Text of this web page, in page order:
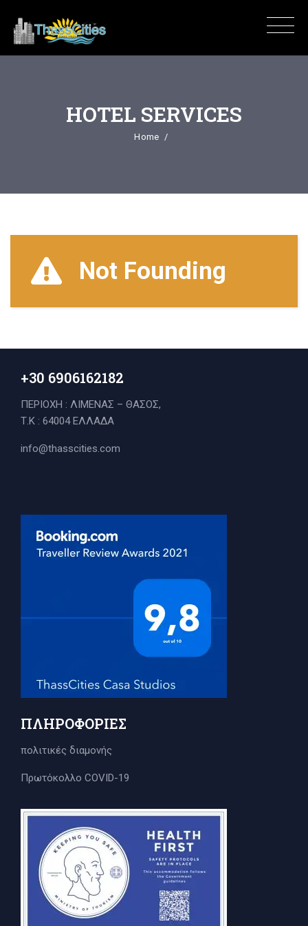
HOTEL SERVICES
Home
Not Founding
+30 6906162182
ΠΕΡΙΟΧΗ : ΛΙΜΕΝΑΣ – ΘΑΣΟΣ,
Τ.Κ : 64004 ΕΛΛΑΔΑ
info@thasscities.com
ΠΛΗΡΟΦΟΡΊΕΣ
πολιτικές διαμονής
Πρωτόκολλο COVID-19